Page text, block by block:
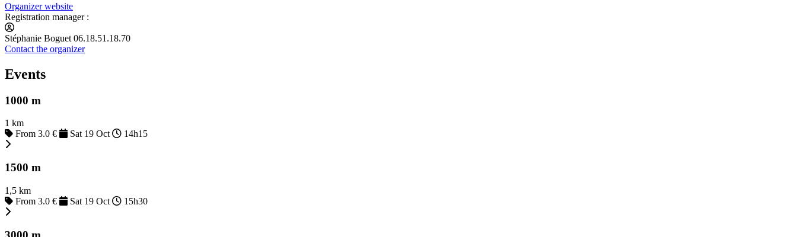
Organizer website
Registration manager :
Stéphanie Boguet 06.18.51.18.70
Contact the organizer
Events
1000 m
1 km
From 3.0 €
Sat 19 Oct 14h15
1500 m
1,5 km
From 3.0 €
Sat 19 Oct 15h30